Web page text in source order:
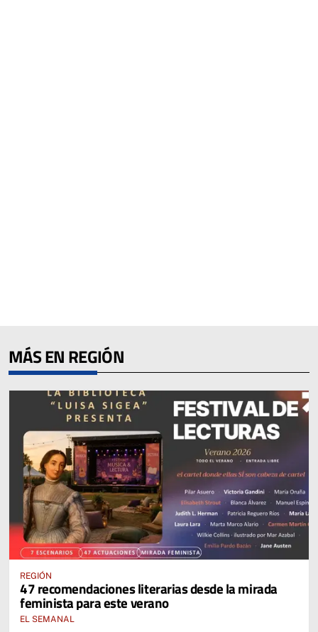
MÁS EN REGIÓN
REGIÓN
47 recomendaciones literarias desde la mirada
feminista para este verano
EL SEMANAL